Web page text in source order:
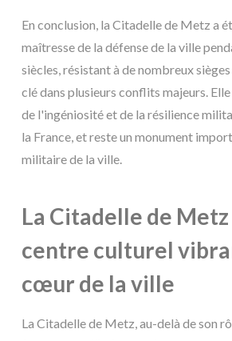
En conclusion, la Citadelle de Metz a
maîtresse de la défense de la ville
siècles, résistant à de nombreux
clé dans plusieurs conflits majeurs.
de l'ingéniosité et de la résilience
la France, et reste un monument
militaire de la ville.
La Citadelle de Metz
centre culturel
cœur de la ville
La Citadelle de Metz, au-delà de son